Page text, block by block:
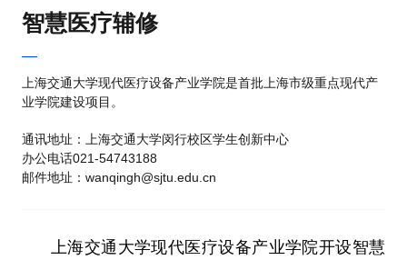
智慧医疗辅修
上海交通大学现代医疗设备产业学院是首批上海市级重点现代产
业学院建设项目。
通讯地址：上海交通大学闵行校区学生创新中心
办公电话021-54743188
邮件地址：wanqingh@sjtu.edu.cn
上海交通大学现代医疗设备产业学院开设智慧